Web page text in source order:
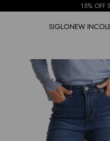
15% OFF
SIGLONEW IN